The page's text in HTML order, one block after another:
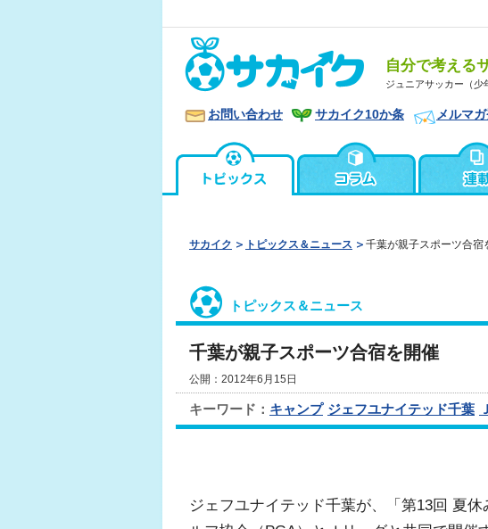
自分で考える
ジュニアサッカー（少
お問い合わせ サカイク10か条 メルマ
サカイク トピックス＆ニュース 千葉が親子スポーツ合宿
トピックス＆ニュース
千葉が親子スポーツ合宿を開催
公開：2012年6月15日
キーワード： キャンプ ジェフユナイテッド千葉
ジェフユナイテッド千葉が、「第13回 夏